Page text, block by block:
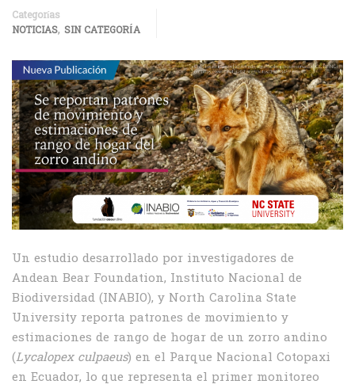
Categorías
NOTICIAS, SIN CATEGORÍA
Un estudio desarrollado por investigadores de
Andean Bear Foundation, Instituto Nacional de
Biodiversidad (INABIO), y North Carolina State
University reporta patrones de movimiento y
estimaciones de rango de hogar de un zorro andino
(Lycalopex culpaeus) en el Parque Nacional Cotopaxi
en Ecuador, lo que representa el primer monitoreo